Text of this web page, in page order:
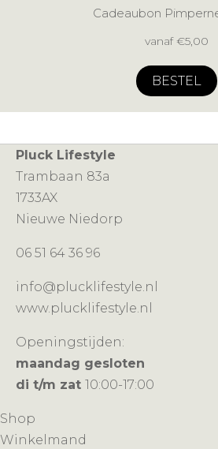
Cadeaubon
vanaf €5,00
BESTEL
Pluck Lifestyle
Trambaan 83a
1733AX
Nieuwe Niedorp
06 51 64 36 96
info@plucklifestyle.nl
www.plucklifestyle.nl
Openingstijden:
maandag gesloten
di t/m zat 10:00-17:00
Shop
Winkelmand